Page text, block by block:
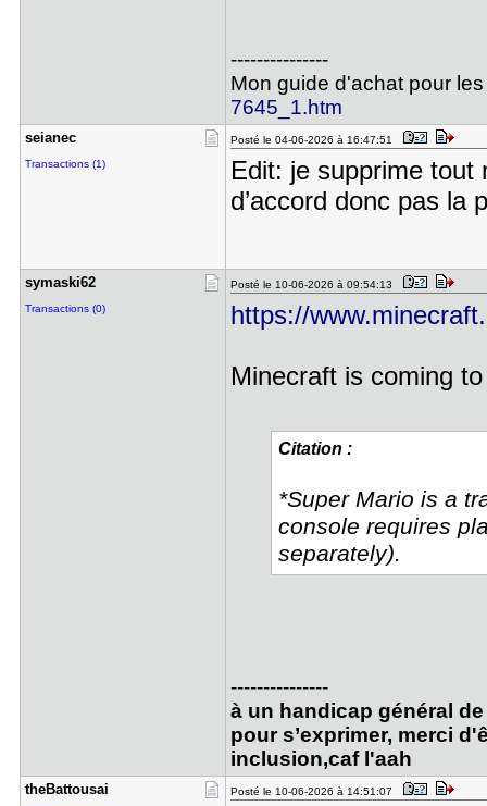
---------------
Mon guide d'achat pour
7645_1.htm
seianec
Transactions (1)
Posté le 04-06-2026 à 16:47:51
Edit: je supprime tout
d’accord donc pas la
symaski62
Transactions (0)
Posté le 10-06-2026 à 09:54:13
https://
Minecraft is coming
Citation :
*Super Mario is a
console requires
separately).
---------------
à un handicap général
pour s’exprimer, merci
inclusion,caf l'aah
theBattous​ai Posté le 10-06-2026 à 14:51:07